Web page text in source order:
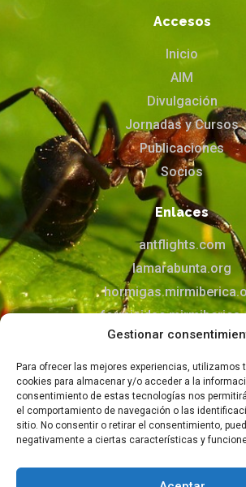
Gestionar
Para ofrecer las mejores experiencias, utilizamos
cookies para almacenar y/o acceder a la
consentimiento de estas tecnologías nos
el comportamiento de navegación o las
sitio. No consentir o retirar el consentimiento,
negativamente a ciertas características y
Accesos
Inicio
AIM
Divulgación
Jornadas y Cursos
Publicaciones
Socios
Enlaces
antflights.com
lamarabunta.org
Contacto
Puedes contactar con nosotros
formulario